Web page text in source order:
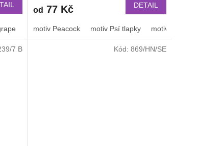
tmavě zelená kovově šedá Pruhy duha černošedý
nebeská modrá
od 77 Kč DETAIL
motiv Peacock motiv Psí tlapky motiv leopard
7 B Kód: 869/HN/SE